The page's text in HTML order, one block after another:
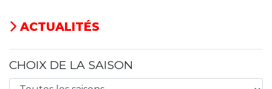
ACTUALITÉS
CHOIX DE LA SAISON